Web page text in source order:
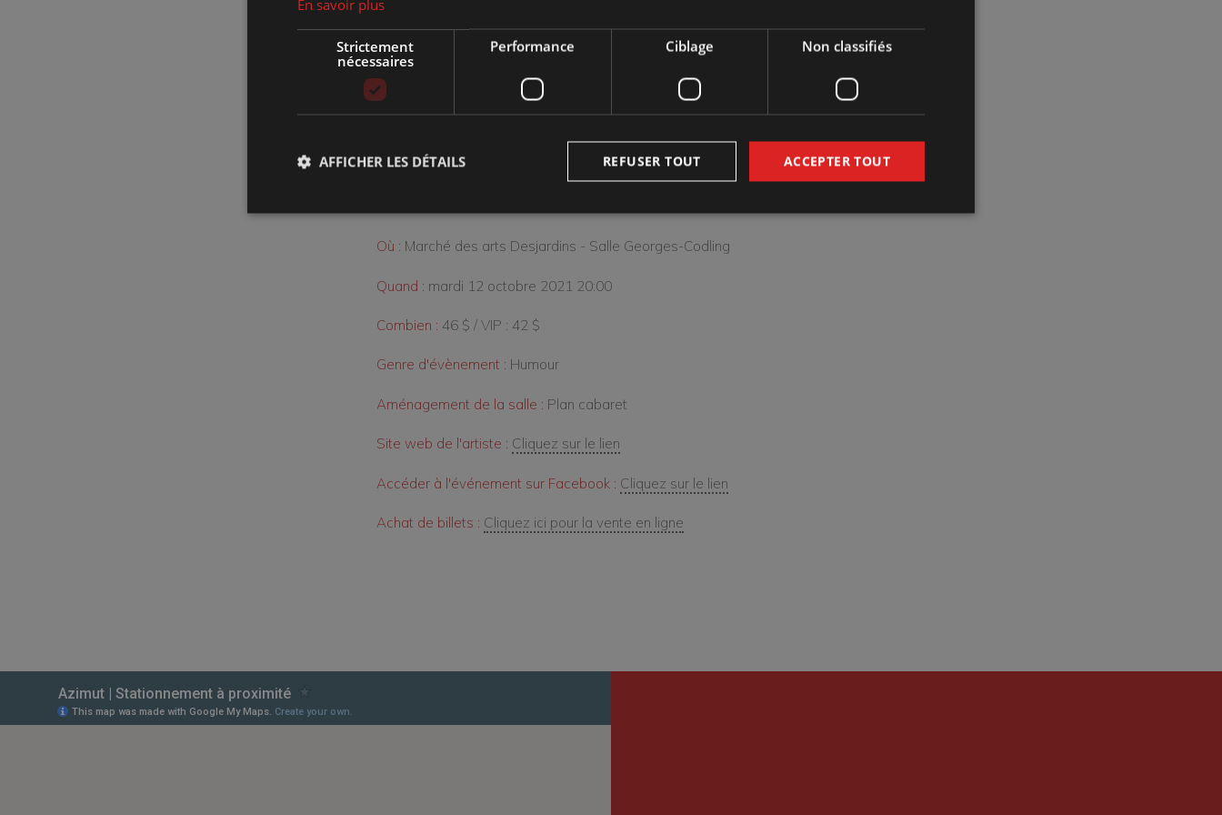
2021.
Textes : Marc Messier
Où : Marché des arts Desjardins - Salle Georges-Codling
Quand : mardi 12 octobre 2021 20:00
Combien : 46 $ / VIP : 42 $
Genre d'évènement : Humour
Aménagement de la salle : Plan cabaret
Site web de l'artiste : Cliquez sur le lien
Accéder à l'événement sur Facebook : Cliquez sur le lien
Achat de billets : Cliquez ici pour la vente en ligne
En savoir plus
Strictement
nécessaires
Performance Ciblage Non classifiés
ACCEPTER TOUT
REFUSER TOUT
AFFICHER LES DÉTAILS